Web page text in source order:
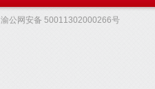
渝公网安备 50011302000266号